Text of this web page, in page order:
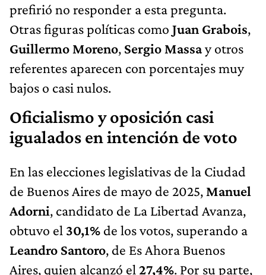
prefirió no responder a esta pregunta.
Otras figuras políticas como Juan Grabois,
Guillermo Moreno, Sergio Massay otros
referentes aparecen con porcentajes muy
bajos o casi nulos.
Oficialismo y oposición casi
igualados en intención de voto
En las elecciones legislativas de la Ciudad
de Buenos Aires de mayo de 2025, Manuel
Adorni, candidato de La Libertad Avanza,
obtuvo el 30,1% de los votos, superando a
Leandro Santoro, de Es Ahora Buenos
Aires, quien alcanzó el 27,4%. Por su parte,